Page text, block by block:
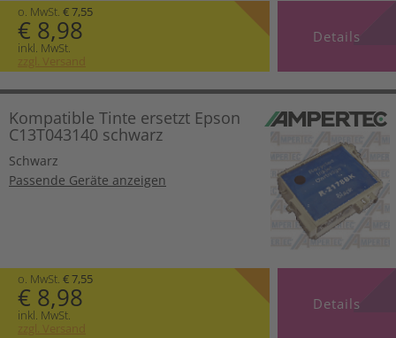
o. MwSt. € 7,55
€ 8,98
inkl. MwSt.
zzgl. Versand
Details
Kompatible Tinte ersetzt Epson
C13T043140 schwarz
Schwarz
Passende Geräte anzeigen
o. MwSt. € 7,55
€ 8,98
inkl. MwSt.
zzgl. Versand
Details